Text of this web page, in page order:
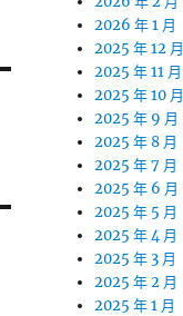
2026 年 1 月
2025 年 12 月
2025 年 11 月
2025 年 10 月
2025 年 9 月
2025 年 8 月
2025 年 7 月
2025 年 6 月
2025 年 5 月
2025 年 4 月
2025 年 3 月
2025 年 2 月
2025 年 1 月